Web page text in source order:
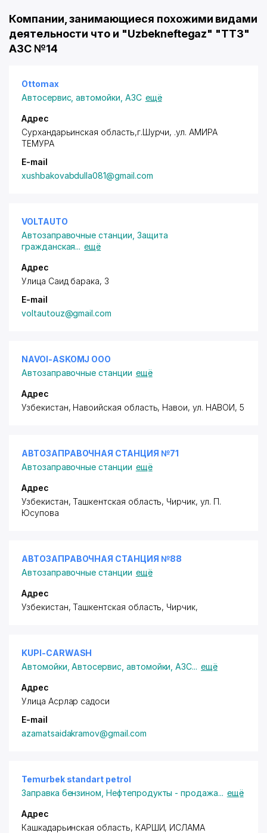
Компании, занимающиеся похожими видами
деятельности что и "Uzbekneftegaz" "ТТЗ"
АЗС №14
Ottomax
Автосервис, автомойки, АЗС ещё
Адрес
Сурхандарьинская область,г.Шурчи, .ул. АМИРА
ТЕМУРА
E-mail
xushbakovabdulla081@gmail.com
VOLTAUTO
Автозаправочные станции Защита
гражданская... ещё
Адрес
Улица Саид барака, 3
E-mail
voltautouz@gmail.com
NAVOI-ASKOMJ ООО
Автозаправочные станции ещё
Адрес
Узбекистан, Навоийская область, Навои,ул. НАВОИ, 5
АВТОЗАПРАВОЧНАЯ СТАНЦИЯ №71
Автозаправочные станции ещё
Адрес
Узбекистан, Ташкентская область, Чирчик, ул. П.
Юсупова
АВТОЗАПРАВОЧНАЯ СТАНЦИЯ №88
Автозаправочные станции ещё
Адрес
Узбекистан, Ташкентская область, Чирчик,
KUPI-CARWASH
Автомойки ,Автосервис, автомойки, АЗС... ещё
Адрес
Улица Асрлар садоси
E-mail
azamatsaidakramov@gmail.com
Temurbek standart petrol
Заправка бензином ,Нефтепродукты - продажа... ещё
Адрес
Кашкадарьинская область, КАРШИ, ИСЛАМА